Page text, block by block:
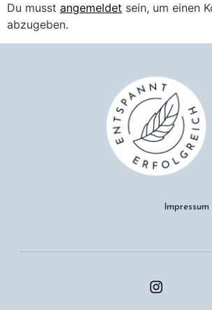
Du musst angemeldet sein, um einen
abzugeben.
Impressum